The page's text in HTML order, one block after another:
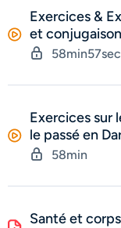
Exercices &
et conjugaison
58min57sec
Exercices sur
le passé en
58min
Santé et corps